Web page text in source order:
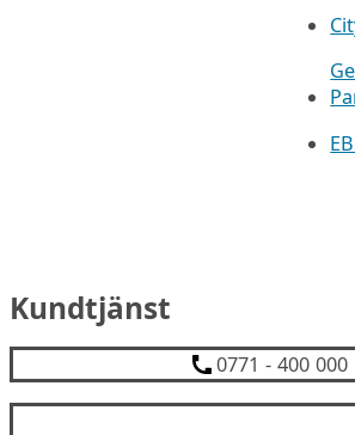
Kundtjänst
0771 - 400 000